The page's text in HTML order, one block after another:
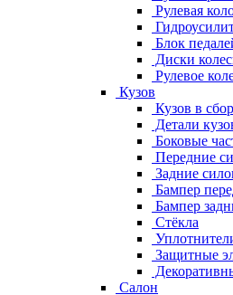
Рулевая
Блок
Диски
Рулевое
Кузов
Кузов в
Детали
Боковые
Передние
Задние
Бампер
Бампер
Стёкла
Защитные
Салон